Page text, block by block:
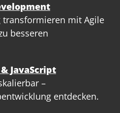
transformieren mit Agile
besseren
JavaScript
–
entdecken.